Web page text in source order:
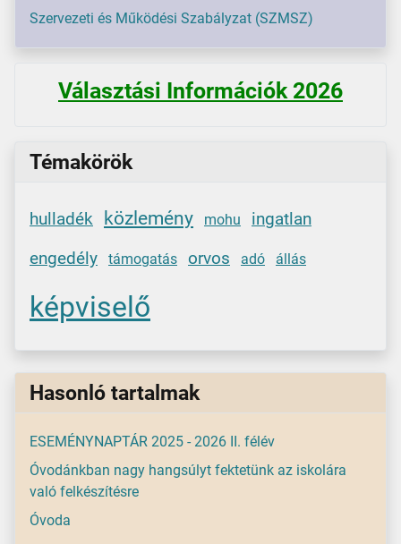
Szervezeti és Működési Szabályzat (SZMSZ)
Választási Információk 2026
Témakörök
hulladék közlemény mohu
ingatlan
engedély
támogatás orvos adó állás
képviselő
Hasonló tartalmak
ESEMÉNYNAPTÁR 2025 - 2026 II. félév
Óvodánkban nagy hangsúlyt fektetünk az iskolára
való felkészítésre
Óvoda